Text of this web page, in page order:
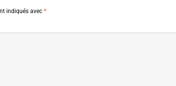
indiqués avec *